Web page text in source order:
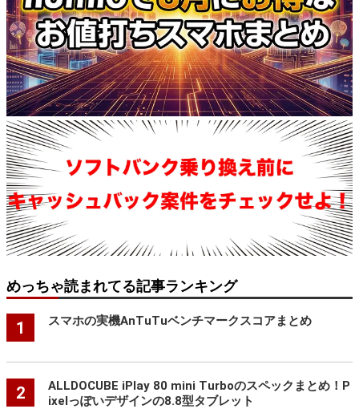
めっちゃ読まれてる記事ランキング
1 スマホの実機AnTuTuベンチマークスコアまとめ
2
ALLDOCUBE iPlay 80 mini Turboのスペックまとめ！P
ixelっぽいデザインの8.8型タブレット